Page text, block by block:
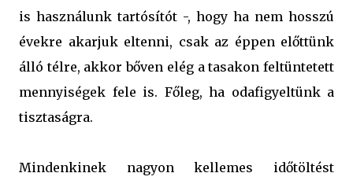
is használunk tartósítót -, hogy ha nem hosszú
évekre akarjuk eltenni, csak az éppen előttünk
álló télre, akkor bőven elég a tasakon feltüntetett
mennyiségek fele is. Főleg, ha odafigyeltünk a
tisztaságra.
Mindenkinek nagyon kellemes időtöltést